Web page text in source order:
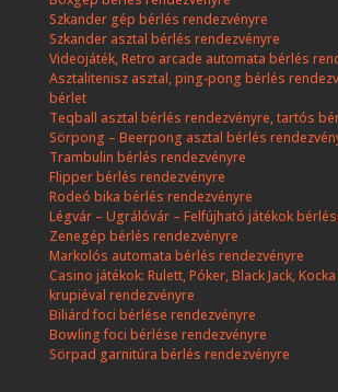
Szkander gép bérlés rendezvényre
Szkander asztal bérlés rendezvényre
Videojáték, Retro arcade automata bérlés
Asztalitenisz asztal, ping-pong bérlés
bérlet
Teqball asztal bérlés rendezvényre, tartós
Sörpong – Beerpong asztal bérlés
Trambulin bérlés rendezvényre
Flipper bérlés rendezvényre
Rodeó bika bérlés rendezvényre
Légvár – Ugrálóvár – Felfújható játékok
Zenegép bérlés rendezvényre
Markolós automata bérlés rendezvényre
Casino játékok: Rulett, Póker, Black Jack,
krupiéval rendezvényre
Biliárd foci bérlése rendezvényre
Bowling foci bérlése rendezvényre
Sörpad garnitúra bérlés rendezvényre